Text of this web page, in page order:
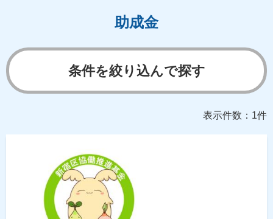
助成金
条件を絞り込んで探す
表示件数：1件